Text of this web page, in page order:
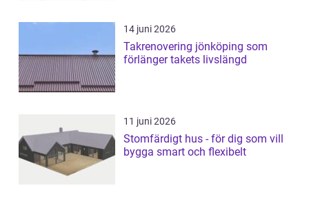
14 juni 2026
Takrenovering jönköping som
förlänger takets livslängd
11 juni 2026
Stomfärdigt hus - för dig som vill
bygga smart och flexibelt